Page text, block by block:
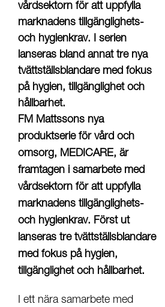
vårdsektorn för att uppfylla
marknadens tillgänglighets-
och hygienkrav. I serien
lanseras bland annat tre nya
tvättställsblandare med fokus
på hygien, tillgänglighet och
hållbarhet.
FM Mattssons nya
produktserie för vård och
omsorg, MEDICARE, är
framtagen i samarbete med
vårdsektorn för att uppfylla
marknadens tillgänglighets-
och hygienkrav. Först ut
lanseras tre tvättställsblandare
med fokus på hygien,
tillgänglighet och hållbarhet.
I ett nära samarbete med